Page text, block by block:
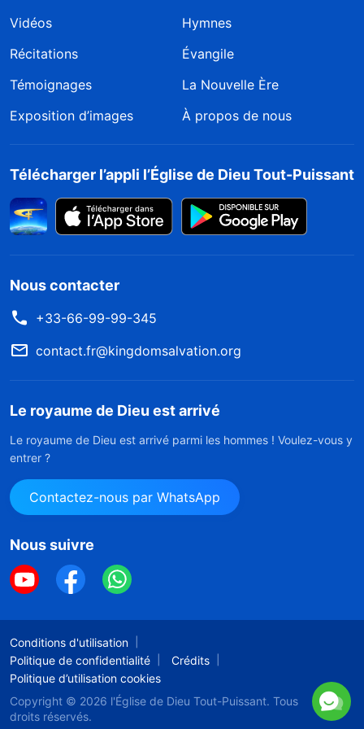
Vidéos
Hymnes
Récitations
Évangile
Témoignages
La Nouvelle Ère
Exposition d’images
À propos de nous
Télécharger l’appli l’Église de Dieu Tout-Puissant
Nous contacter
+33-66-99-99-345
contact.fr@kingdomsalvation.org
Le royaume de Dieu est arrivé
Le royaume de Dieu est arrivé parmi les hommes ! Voulez-vous y
entrer ?
Contactez-nous par WhatsApp
Nous suivre
Conditions d'utilisation
Politique de confidentialité
Crédits
Politique d’utilisation cookies
Copyright © 2026 l'Église de Dieu Tout-Puissant. Tous
droits réservés.